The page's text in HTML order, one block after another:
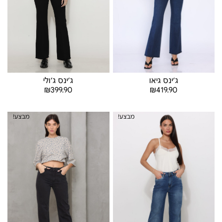
ג׳ינס גיאו
₪419.90
ג׳ינס ג׳ולי
₪399.90
מבצע! מבצע!